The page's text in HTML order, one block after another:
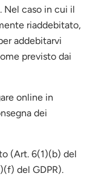
Nel caso in cui il
riaddebitato,
addebitarvi
previsto dai
online in
dei
(Art. 6(1)(b) del
del GDPR).